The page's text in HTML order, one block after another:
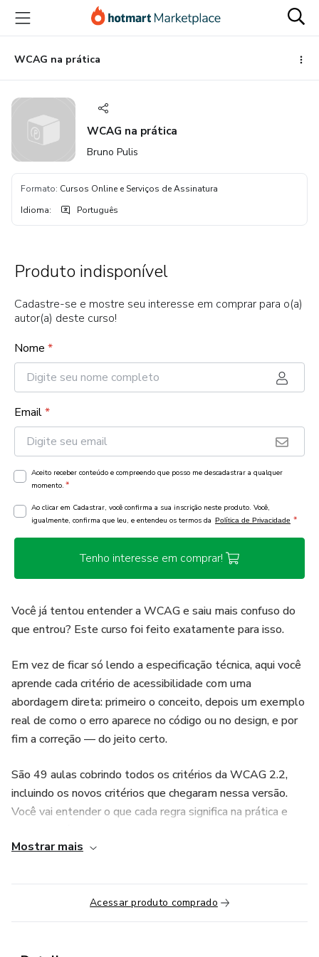
para
conteúdo
principal
para
pagamento
para
rodapé
WCAG na prática
WCAG na prática
Bruno Pulis
Formato: Cursos Online e Serviços de Assinatura
Idioma: Português
Produto indisponível
Cadastre-se e mostre seu interesse em comprar para o(a)
autor(a) deste curso!
Nome *
Email*
Aceito receber conteúdo e compreendo que posso me descadastrar a qualquer
momento. *
Ao clicar em Cadastrar, você confirma a sua inscrição neste produto. Você,
igualmente, confirma que leu, e entendeu os termos da Política de Privacidade *
Tenho interesse em comprar!
Você já tentou entender a WCAG e saiu mais confuso do
que entrou? Este curso foi feito exatamente para isso.
Em vez de ficar só lendo a especificação técnica, aqui você
aprende cada critério de acessibilidade com uma
abordagem direta: primeiro o conceito, depois um exemplo
real de como o erro aparece no código ou no design, e por
fim a correção — do jeito certo.
São 49 aulas cobrindo todos os critérios da WCAG 2.2,
incluindo os novos critérios que chegaram nessa versão.
Você vai entender o que cada regra significa na prática e
desenhando interfaces ou fazendo testes de qualidade.
O que você vai aprender:
— Por que acessibilidade importa e qual é o impacto real
Mostrar mais
Acessar produto comprado